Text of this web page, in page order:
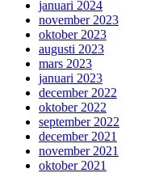
januari 2024
november 2023
oktober 2023
augusti 2023
mars 2023
januari 2023
december 2022
oktober 2022
september 2022
december 2021
november 2021
oktober 2021